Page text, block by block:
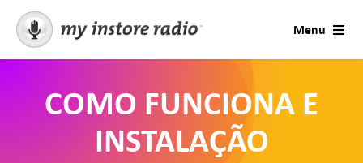
content
Menu
COMO FUNCIONA E
INSTALAÇÃO